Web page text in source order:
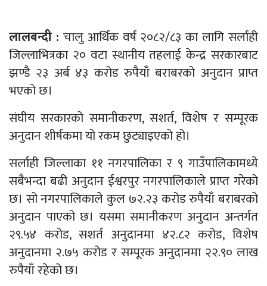
लालबन्दी : चालु आर्थिक वर्ष २०८२/८३ का लागि सर्लाही
जिल्लाभित्रका २० वटा स्थानीय तहलाई केन्द्र सरकारबाट
झण्डै २३ अर्ब ४३ करोड रुपैयाँ बराबरको अनुदान प्राप्त
भएको छ।
संघीय सरकारको समानीकरण, सशर्त, विशेष र सम्पूरक
अनुदान शीर्षकमा यो रकम छुट्याइएको हो।
सर्लाही जिल्लाका ११ नगरपालिका र ९ गाउँपालिकामध्ये
सबैभन्दा बढी अनुदान ईश्वरपुर नगरपालिकाले प्राप्त गरेको
छ। सो नगरपालिकाले कुल ७२.२३ करोड रुपैयाँ बराबरको
अनुदान पाएको छ। यसमा समानीकरण अनुदान अन्तर्गत
२९.५४ करोड, सशर्त अनुदानमा ४२.८२ करोड, विशेष
अनुदानमा २.७५ करोड र सम्पूरक अनुदानमा २२.९० लाख
रुपैयाँ रहेको छ।